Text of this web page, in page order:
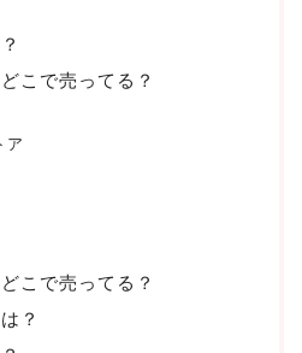
こで売ってる？
ア
こで売ってる？
？